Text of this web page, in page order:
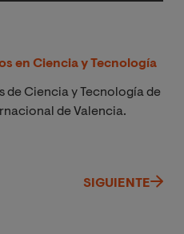
en Ciencia y Tecnología
de Ciencia y Tecnología de
de Valencia.
SIGUIENTE